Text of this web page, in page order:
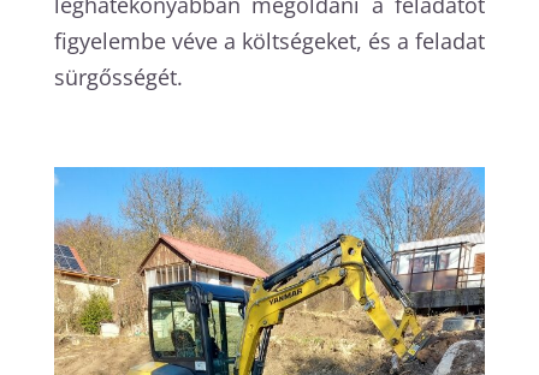
figyelembe véve a költségeket, és a feladat
sürgősségét.